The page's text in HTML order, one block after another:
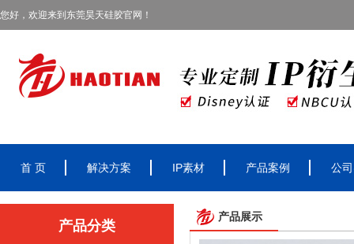
您好，欢迎来到东莞昊天硅胶官网！
首 页 解决方案 IP素材 产品案例 公
产品分类
产品展示